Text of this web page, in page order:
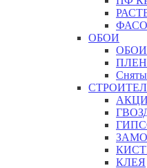
ОБОИ
ОБОИ
КЛЕЯ